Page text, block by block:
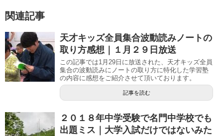
関連記事
天才キッズ全員集合波動読みノートの
取り方感想｜１月２９日放送
この記事では1月29日に放送された、天才キッズ全員
集合の波動読みにノートの取り方に特化した学習塾
の内容に感想をご紹介させて頂いております。
記事を読む
２０１８年中学受験で名門中学校でも
出題ミス｜大学入試だけではないみた